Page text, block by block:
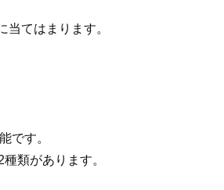
てはまります。
です。
類があります。